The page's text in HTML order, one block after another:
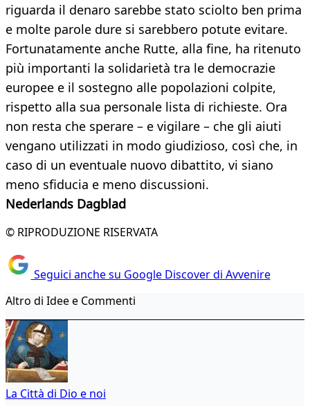
riguarda il denaro sarebbe stato sciolto ben prima
e molte parole dure si sarebbero potute evitare.
Fortunatamente anche Rutte, alla fine, ha ritenuto
più importanti la solidarietà tra le democrazie
europee e il sostegno alle popolazioni colpite,
rispetto alla sua personale lista di richieste. Ora
non resta che sperare – e vigilare – che gli aiuti
vengano utilizzati in modo giudizioso, così che, in
caso di un eventuale nuovo dibattito, vi siano
meno sfiducia e meno discussioni.
Nederlands Dagblad
© RIPRODUZIONE RISERVATA
Seguici anche su Google Discover di Avvenire
Altro di Idee e Commenti
La Città di Dio e noi